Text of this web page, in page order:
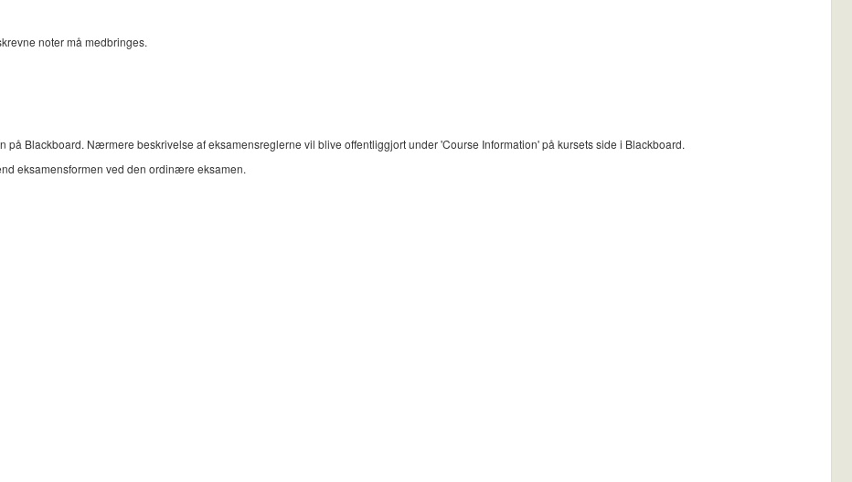
noter må medbringes.
på Blackboard. Nærmere beskrivelse af eksamensreglerne vil blive offentliggjort under 'Course Information' på kursets side i Blackboard.
eksamensformen ved den ordinære eksamen.